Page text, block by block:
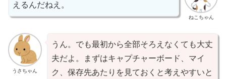
ねこちゃん
えるんだねえ。
うさちゃん
うん。でも最初から全部そろえなくても大丈
夫だよ。まずはキャプチャーボード、マイ
ク、保存先あたりを見ておくと考えやすいと